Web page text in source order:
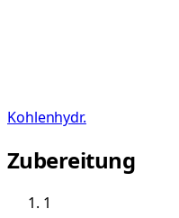
Kohlenhydr.
Zubereitung
1